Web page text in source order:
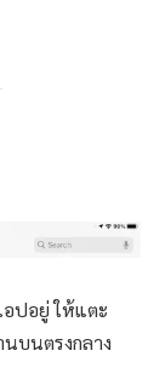
ปอยู่ ให้แตะ
บนตรงกลาง